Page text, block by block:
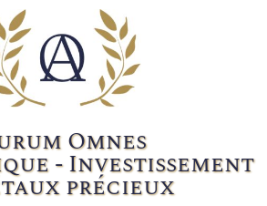
Omnes
- Investissement
précieux